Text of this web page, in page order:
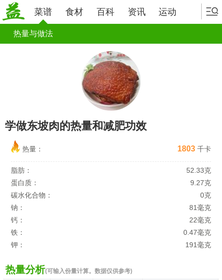
菜谱 食材 百科 资讯 运动
热量与做法
学做东坡肉的热量和减肥功效
热量： 1803 千卡
脂肪：
52.33克
蛋白质：
9.27克
碳水化合物：
0克
钠：
81毫克
钙：
22毫克
铁：
0.47毫克
钾：
191毫克
热量分析(可输入份量计算。数据仅供参考)